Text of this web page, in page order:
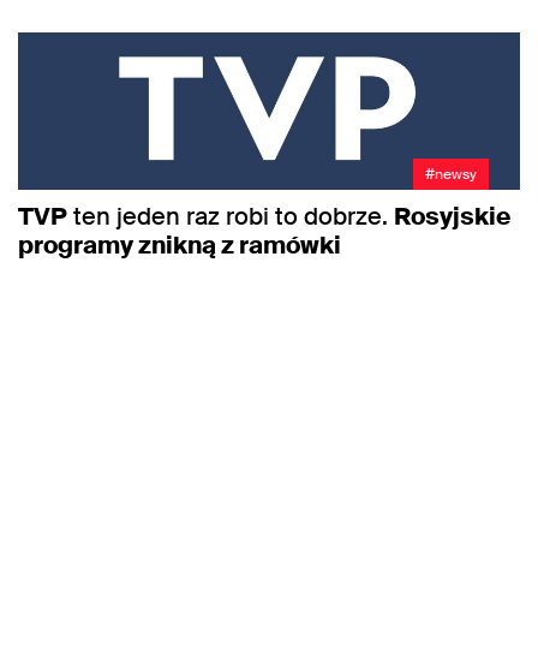
#newsy
TVPten jeden raz robi to dobrze. Rosyjskie
programy znikną z ramówki